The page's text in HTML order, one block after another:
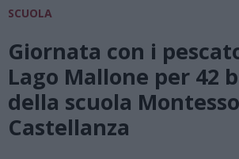
SCUOLA
Giornata con i
Lago Mallone per 42
della scuola
Castellanza